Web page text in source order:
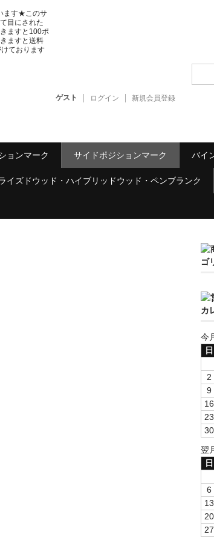
ます★このサ
目にされた
ますと100ポ
ますと送料
ております
ゲスト ログイン 新規会員登録
ョンマーク サイドポジションマーク バイ
イズドウッド・ハイブリッドウッド・ペンブランク
ゴ
カ
今
日
2
9
16
23
30
翌
日
6
13
20
27